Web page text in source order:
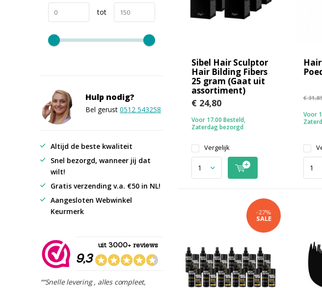
Sibel Hair Sculptor
Hair Bilding Fibers
25 gram (Gaat uit
assortiment)
€ 24,80
Voor 17.00 Besteld,
Zaterdag bezorgd
Vergelijk
€
Voor
-27%
SALE
tot
Hulp nodig?
Bel gerust 0512 543258
Altijd de beste kwaliteit
Snel bezorgd, wanneer jij dat
wilt!
Gratis verzending v.a. €50 in NL!
Aangesloten Webwinkel
Keurmerk
9,3
uit 3000+ reviews
““Snelle levering , alles compleet,